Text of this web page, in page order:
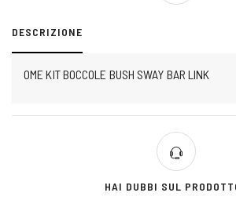
DESCRIZIONE
OME KIT BOCCOLE BUSH SWAY BAR LINK
HAI DUBBI SUL